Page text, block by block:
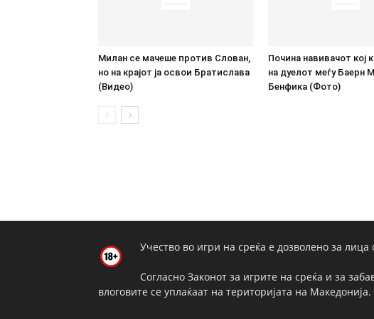
Милан се мачеше против Слован,
но на крајот ја освои Братислава
(Видео)
Почина навивачот кој
на дуелот меѓу Баерн
Бенфика (Фото)
Учество во игри на среќа е дозволено за лица
Согласно Законот за игрите на среќа и за
влоговите се уплаќаат на територијата на Македонија.